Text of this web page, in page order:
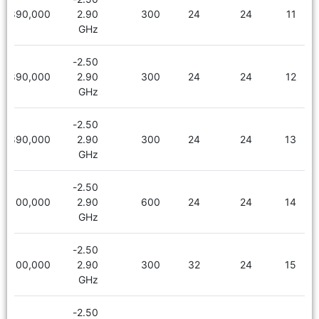
11
24
24
300
2.90
GHz
1,890,000
12
24
24
300
2.50-
2.90
GHz
1,890,000
13
24
24
300
2.50-
2.90
GHz
1,890,000
14
24
24
600
2.50-
2.90
GHz
2,100,000
15
24
32
300
2.50-
2.90
GHz
2,100,000
2.50-